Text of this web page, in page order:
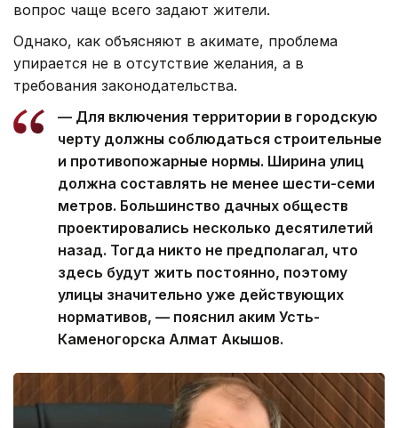
вопрос чаще всего задают жители.
Однако, как объясняют в акимате, проблема
упирается не в отсутствие желания, а в
требования законодательства.
— Для включения территории в городскую
черту должны соблюдаться строительные
и противопожарные нормы. Ширина улиц
должна составлять не менее шести-семи
метров. Большинство дачных обществ
проектировались несколько десятилетий
назад. Тогда никто не предполагал, что
здесь будут жить постоянно, поэтому
улицы значительно уже действующих
нормативов, — пояснил аким Усть-
Каменогорска Алмат Акышов.